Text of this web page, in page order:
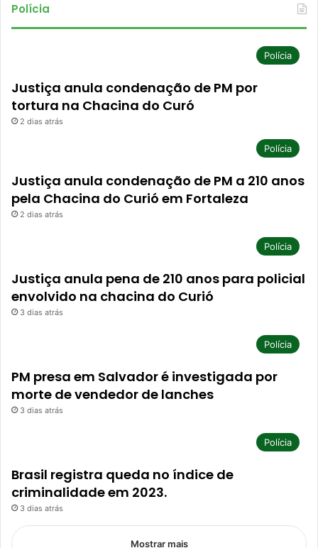
Polícia
Polícia
Justiça anula condenação de PM por
tortura na Chacina do Curó
2 dias atrás
Polícia
Justiça anula condenação de PM a 210 anos
pela Chacina do Curió em Fortaleza
2 dias atrás
Polícia
Justiça anula pena de 210 anos para policial
envolvido na chacina do Curió
3 dias atrás
Polícia
PM presa em Salvador é investigada por
morte de vendedor de lanches
3 dias atrás
Polícia
Brasil registra queda no índice de
criminalidade em 2023.
3 dias atrás
Mostrar mais